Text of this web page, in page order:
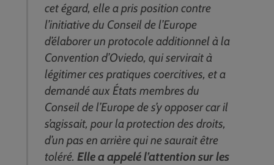
cet égard, elle a pris position contre
l’initiative du Conseil de l’Europe
d’élaborer un protocole additionnel à la
Convention d’Oviedo, qui servirait à
légitimer ces pratiques coercitives, et a
demandé aux États membres du
Conseil de l’Europe de s’y opposer car il
s’agissait, pour la protection des droits,
d’un pas en arrière qui ne saurait être
toléré. Elle a appelé l’attention sur les